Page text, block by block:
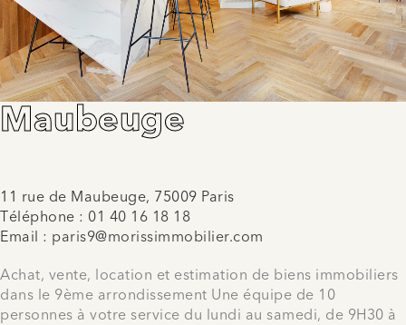
Maubeuge
11 rue de Maubeuge, 75009 Paris
Téléphone : 01 40 16 18 18
Email : paris9@morissimmobilier.com
Achat, vente, location et estimation de biens immobiliers
dans le 9ème arrondissement Une équipe de 10
personnes à votre service du lundi au samedi, de 9H30 à